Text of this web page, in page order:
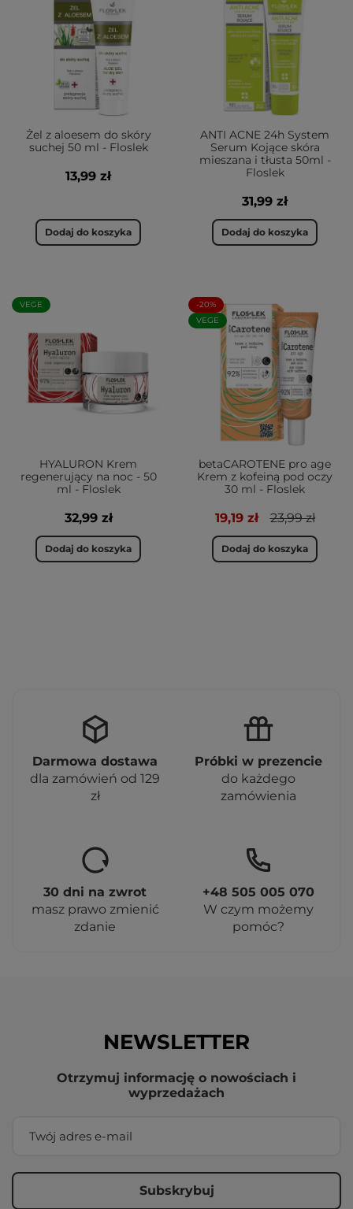
Żel z aloesem do skóry
suchej 50 ml - Floslek
13,99 zł
Dodaj do koszyka
ANTI ACNE 24h System
Serum Kojące skóra
mieszana i tłusta 50ml -
Floslek
31,99 zł
Dodaj do koszyka
VEGE
HYALURON Krem
regenerujący na noc - 50
ml - Floslek
32,99 zł
Dodaj do koszyka
-20%
VEGE
betaCAROTENE pro age
Krem z kofeiną pod oczy
30 ml - Floslek
19,19 zł 23,99 zł
Dodaj do koszyka
Darmowa dostawa
dla zamówień od 129
zł
Próbki w prezencie
do każdego
zamówienia
30 dni na zwrot
masz prawo zmienić
zdanie
+48 505 005 070
W czym możemy
pomóc?
NEWSLETTER
Otrzymuj informację o nowościach i
wyprzedażach